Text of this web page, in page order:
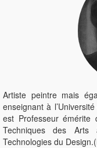
Artiste peintre mais
enseignant à
est Professeur émérite
Techniques des Arts
Technologies du